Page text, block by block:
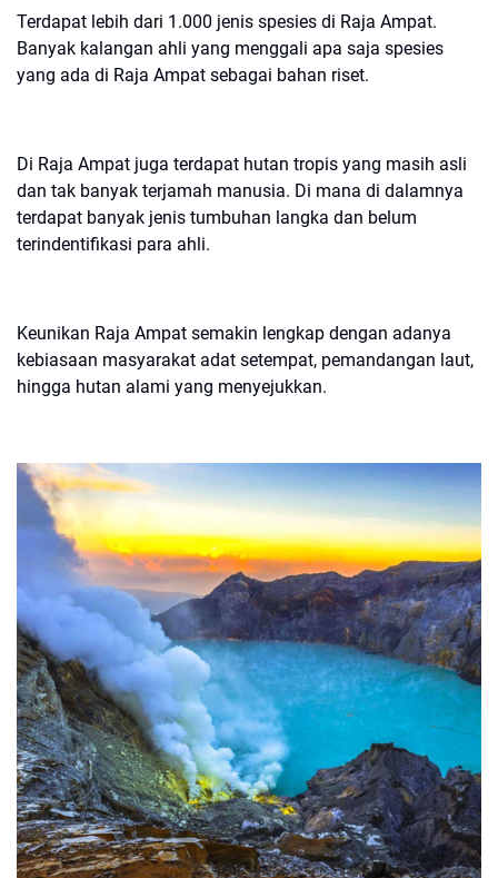
Terdapat lebih dari 1.000 jenis spesies di Raja Ampat.
Banyak kalangan ahli yang menggali apa saja spesies
yang ada di Raja Ampat sebagai bahan riset.
Di Raja Ampat juga terdapat hutan tropis yang masih asli
dan tak banyak terjamah manusia. Di mana di dalamnya
terdapat banyak jenis tumbuhan langka dan belum
terindentifikasi para ahli.
Keunikan Raja Ampat semakin lengkap dengan adanya
kebiasaan masyarakat adat setempat, pemandangan laut,
hingga hutan alami yang menyejukkan.